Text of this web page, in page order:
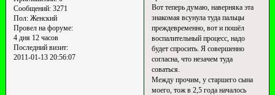
Сообщений:3271
Пол:Женский
Провел на форуме:
4 дня 12 часов
Последний визит:
2011-01-13 20:56:07
Вот теперь думаю, наверняка эта
знакомая всунула туда пальцы
преждевременно, вот и пошёл
воспалительный процесс, надо
будет спросить. Я совершенно
согласна, что незачем туда
соваться.
Между прочим, у старшего сына
моего, тож в 2,5 года началось